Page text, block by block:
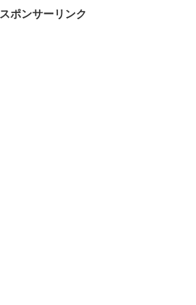
スポンサーリンク